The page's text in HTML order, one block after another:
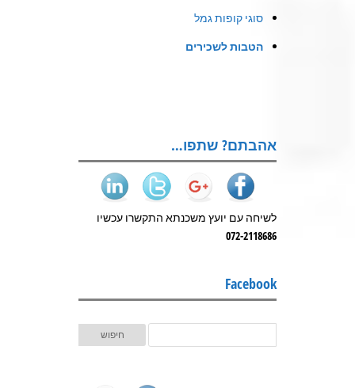
סוגי קופות גמל
הטבות לשכירים
אהבתם? שתפו…
לשיחה עם יועץ משכנתא התקשרו עכשיו
072-2118686
Facebook